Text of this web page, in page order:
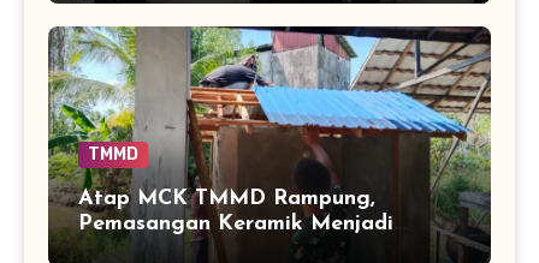
TMMD
Atap MCK TMMD Rampung,
Pemasangan Keramik Menjadi
Sentuhan Akhir Fasilitas Sanitasi di